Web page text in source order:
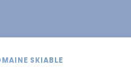
SKIABLE